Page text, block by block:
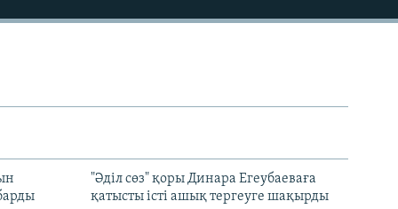
"Әділ сөз" қоры Динара Егеубаеваға
қатысты істі ашық тергеуге шақырды